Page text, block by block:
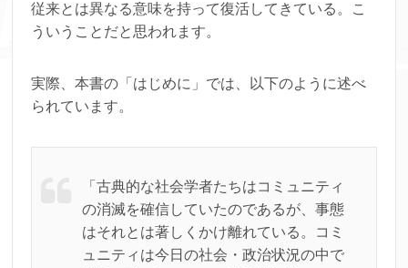
従来とは異なる意味を持って復活してきている。こ
ういうことだと思われます。
実際、本書の「はじめに」では、以下のように述べ
られています。
「古典的な社会学者たちはコミュニティ
の消滅を確信していたのであるが、事態
はそれとは著しくかけ離れている。コミ
ュニティは今日の社会・政治状況の中で